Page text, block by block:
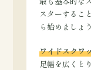
スターするこ
ら始めましょう
ワイドスクワ
足幅を広くと